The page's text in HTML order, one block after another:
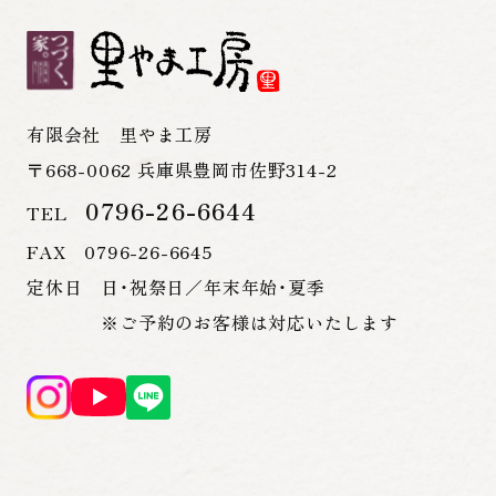
有限会社 里やま工房
〒668-0062 兵庫県豊岡市佐野314-2
TEL 0796-26-6644
FAX 0796-26-6645
定休日 日・祝祭日／年末年始・夏季
※ご予約のお客様は対応いたします